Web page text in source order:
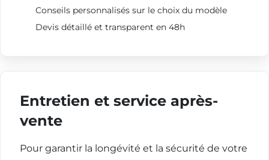
Conseils personnalisés sur le choix du modèle
Devis détaillé et transparent en 48h
Entretien et service après-
vente
Pour garantir la longévité et la sécurité de votre